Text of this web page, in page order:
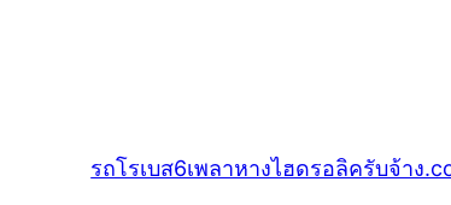
รถโรเบส6เพลาหางไฮดรอลิครับจ้าง